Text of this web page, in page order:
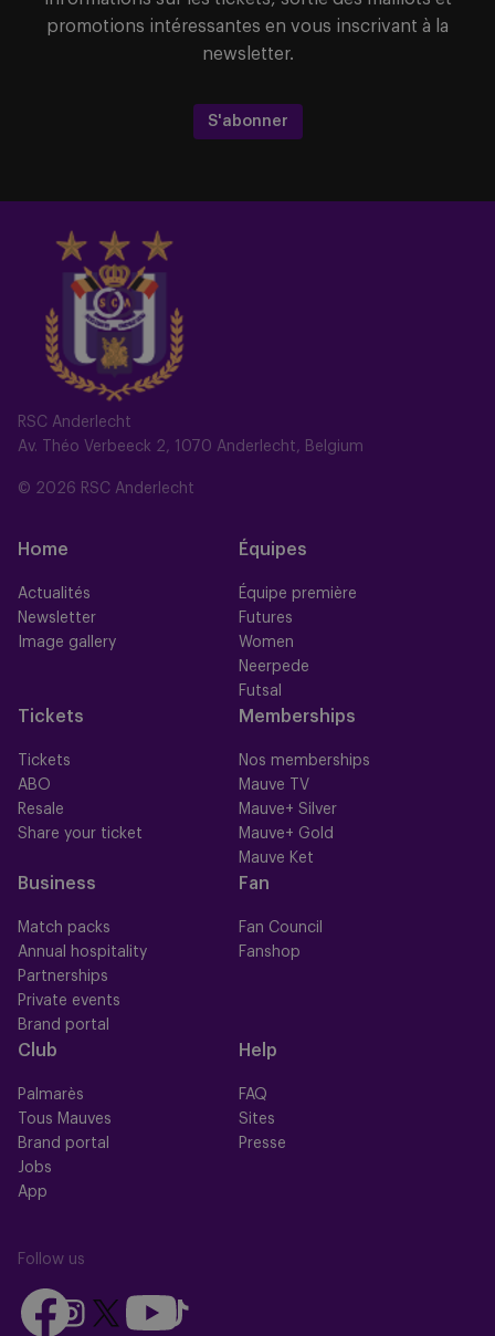
RSC Anderlecht
Av. Théo Verbeeck 2, 1070 Anderlecht, Belgium
© 2026 RSC Anderlecht
Home
Actualités
Newsletter
Image gallery
Équipes
Équipe première
Futures
Women
Neerpede
Futsal
Tickets
Tickets
ABO
Resale
Share your ticket
Memberships
Nos memberships
Mauve TV
Mauve+ Silver
Mauve+ Gold
Mauve Ket
Business
Match packs
Annual hospitality
Partnerships
Private events
Brand portal
Fan
Fan Council
Fanshop
Club
Palmarès
Tous Mauves
Brand portal
Jobs
App
Help
FAQ
Sites
Presse
Follow us
Follow
us
FollowFollow
Follow
us
Follow
promotions intéressantes en vous inscrivant à la
newsletter.
S'abonner